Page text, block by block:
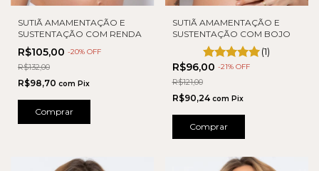
SUTIÃ AMAMENTAÇÃO E
SUSTENTAÇÃO COM RENDA
R$105,00 -20% OFF
R$132,00
R$98,70 com Pix
Comprar
SUTIÃ AMAMENTAÇÃO E
SUSTENTAÇÃO COM BOJO
(1)
R$96,00 -21% OFF
R$121,00
R$90,24 com Pix
Comprar